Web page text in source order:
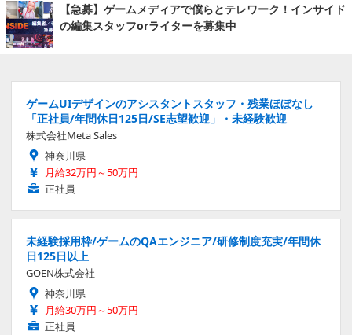
【急募】ゲームメディアで僕らとテレワーク！インサイド
の編集スタッフorライターを募集中
ゲームUIデザインのアシスタントスタッフ・残業ほぼなし
「正社員/年間休日125日/SE志望歓迎」・未経験歓迎
株式会社Meta Sales
神奈川県
月給32万円～50万円
正社員
未経験採用枠/ゲームのQAエンジニア/研修制度充実/年間休
日125日以上
GOEN株式会社
神奈川県
月給30万円～50万円
正社員